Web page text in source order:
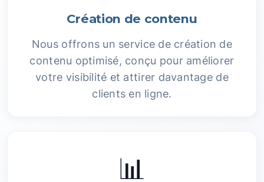
Création de contenu
Nous offrons un service de création de
contenu optimisé, conçu pour améliorer
votre visibilité et attirer davantage de
clients en ligne.
📊